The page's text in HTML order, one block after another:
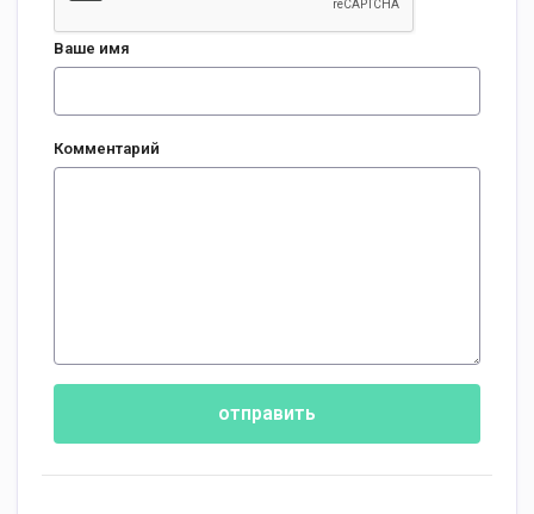
Ваше имя
Комментарий
отправить